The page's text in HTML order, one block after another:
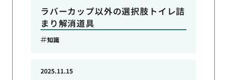
ラバーカップ以外の選択肢トイレ詰
まり解消道具
知識
2025.11.15